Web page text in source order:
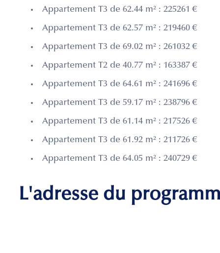
Appartement T3 de 62.44 m² : 225261 €
Appartement T3 de 62.57 m² : 219460 €
Appartement T3 de 69.02 m² : 261032 €
Appartement T2 de 40.77 m² : 163387 €
Appartement T3 de 64.61 m² : 241696 €
Appartement T3 de 59.17 m² : 238796 €
Appartement T3 de 61.14 m² : 217526 €
Appartement T3 de 61.92 m² : 211726 €
Appartement T3 de 64.05 m² : 240729 €
L'adresse du